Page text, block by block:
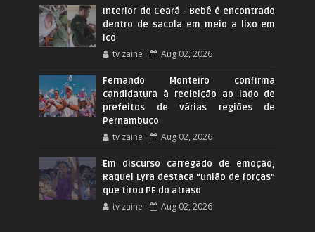
Interior do Ceará - Bebê é encontrado
dentro de sacola em meio a lixo em
Icó
tv zaine Aug 02, 2026
Fernando Monteiro confirma
candidatura à reeleição ao lado de
prefeitos de várias regiões de
Pernambuco
tv zaine Aug 02, 2026
Em discurso carregado de emoção,
Raquel Lyra destaca “união de forças”
que tirou PE do atraso
tv zaine Aug 02, 2026